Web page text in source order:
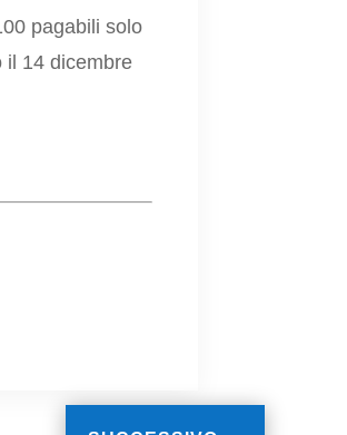
pagabili solo
il 14 dicembre